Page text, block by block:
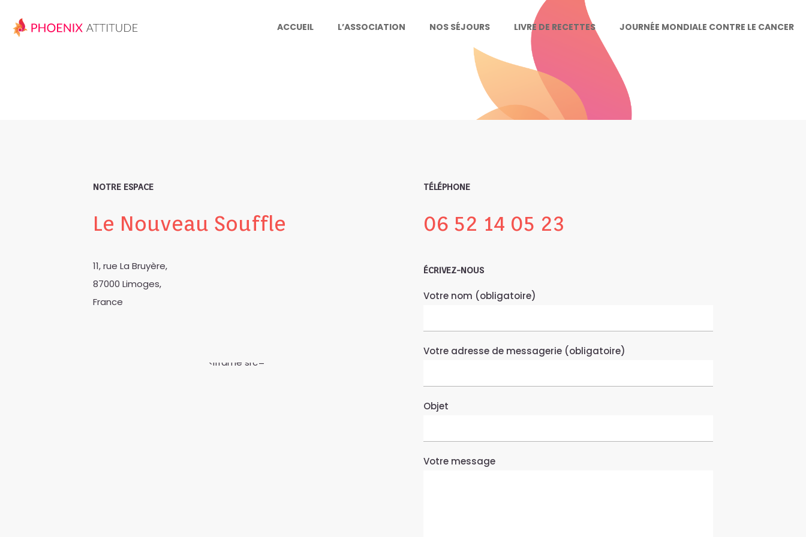
ACCUEIL L’ASSOCIATION NOS SÉJOURS LIVRE DE RECETTES JOURNÉE MONDIALE CONTRE LE CANCER
NOTRE ESPACE
Le Nouveau Souffle
11, rue La Bruyère,
87000 Limoges,
France
<iframe src="
TÉLÉPHONE
06 52 14 05 23
ÉCRIVEZ-NOUS
Votre nom (obligatoire)
Votre adresse de messagerie (obligatoire)
Objet
Votre message